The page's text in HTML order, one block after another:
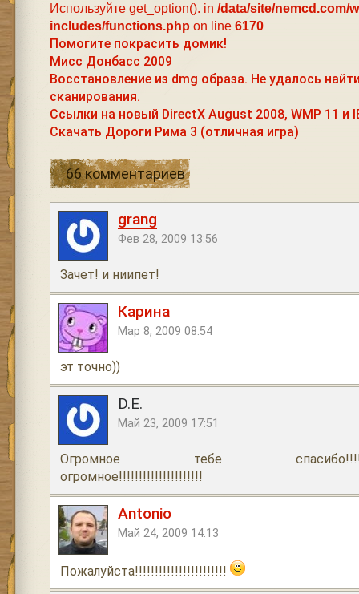
Используйте get_option(). in /data/site/nemcd.com/
includes/functions.php on line 6170
Помогите покрасить домик!
Мисс Донбасс 2009
Восстановление из dmg образа. Не удалось
сканирования.
Ссылки на новый DirectX August 2008, WMP 11 и
Скачать Дороги Рима 3 (отличная игра)
66 комментариев
grang
Фев 28, 2009 13:56
Зачет! и ниипет!
Карина
Мар 8, 2009 08:54
эт точно))
D.E.
Май 23, 2009 17:51
Огромное тебе
огромное!!!!!!!!!!!!!!!!!!!!!
Antonio
Май 24, 2009 14:13
Пожалуйста!!!!!!!!!!!!!!!!!!!!!!!